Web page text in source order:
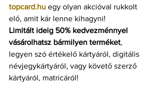
topcard.hu egy olyan akcióval rukkolt
elő, amit kár lenne kihagyni!
Limitált ideig 50% kedvezménnyel
vásárolhatsz bármilyen terméket,
legyen szó értékelő kártyáról, digitális
névjegykártyáról, vagy követő szerző
kártyáról, matricáról!